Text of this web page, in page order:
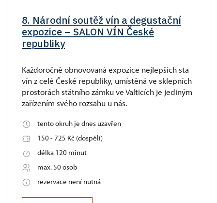
8. Národní soutěž vín a degustační
expozice – SALON VÍN České
republiky
Každoročně obnovovaná expozice nejlepších sta
vín z celé České republiky, umístěná ve sklepních
prostorách státního zámku ve Valticích je jediným
zařízením svého rozsahu u nás.
tento okruh je dnes uzavřen
150 - 725 Kč (dospělí)
délka 120 minut
max. 50 osob
rezervace není nutná